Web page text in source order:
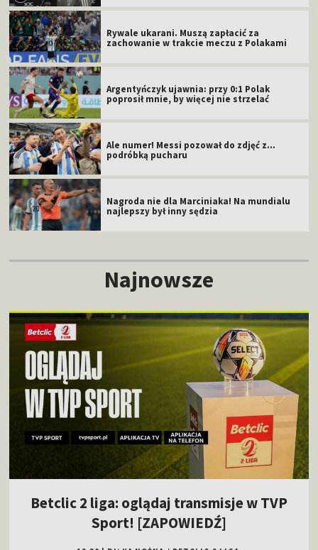
Rywale ukarani. Muszą zapłacić za
zachowanie w trakcie meczu z Polakami
Argentyńczyk ujawnia: przy 0:1 Polak
poprosił mnie, by więcej nie strzelać
Ale numer! Messi pozował do zdjęć z...
podróbką pucharu
Nagroda nie dla Marciniaka! Na mundialu
najlepszy był inny sędzia
Najnowsze
Betclic 2 liga: oglądaj transmisje w TVP
Sport! [ZAPOWIEDŹ]